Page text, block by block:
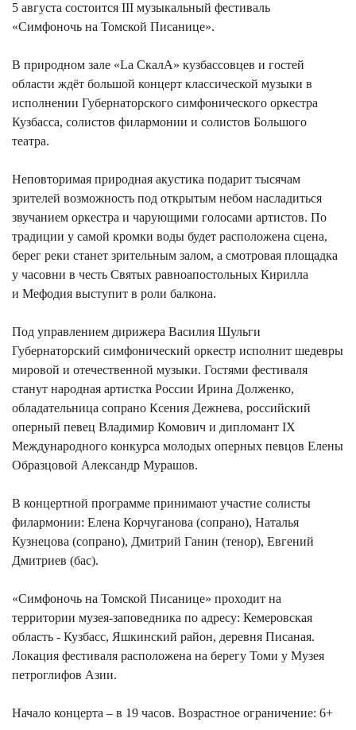
5 августа состоится III музыкальный фестиваль
«Симфоночь на Томской Писанице».
В природном зале «La СкалА» кузбассовцев и гостей
области ждёт большой концерт классической музыки в
исполнении Губернаторского симфонического оркестра
Кузбасса, солистов филармонии и солистов Большого
театра.
Неповторимая природная акустика подарит тысячам
зрителей возможность под открытым небом насладиться
звучанием оркестра и чарующими голосами артистов. По
традиции у самой кромки воды будет расположена сцена,
берег реки станет зрительным залом, а смотровая площадка
у часовни в честь Святых равноапостольных Кирилла
и Мефодия выступит в роли балкона.
Под управлением дирижера Василия Шульги
Губернаторский симфонический оркестр исполнит шедевры
мировой и отечественной музыки. Гостями фестиваля
станут народная артистка России Ирина Долженко,
обладательница сопрано Ксения Дежнева, российский
оперный певец Владимир Комович и дипломант IX
Международного конкурса молодых оперных певцов Елены
Образцовой Александр Мурашов.
В концертной программе принимают участие солисты
филармонии: Елена Корчуганова (сопрано), Наталья
Кузнецова (сопрано), Дмитрий Ганин (тенор), Евгений
Дмитриев (бас).
«Симфоночь на Томской Писанице» проходит на
территории музея-заповедника по адресу: Кемеровская
область - Кузбасс, Яшкинский район, деревня Писаная.
Локация фестиваля расположена на берегу Томи у Музея
петроглифов Азии.
Начало концерта – в 19 часов. Возрастное ограничение: 6+